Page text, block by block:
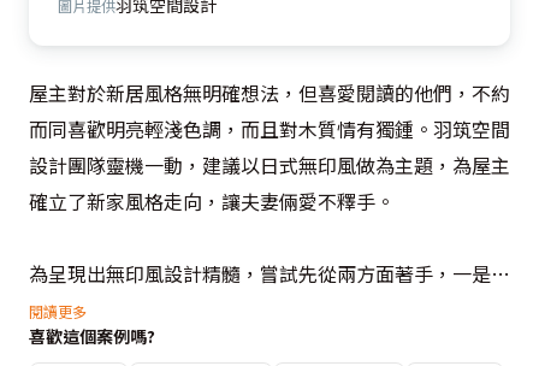
圖片提供羽筑空間設計
屋主對於新居風格無明確想法，但喜愛閱讀的他們，不約
而同喜歡明亮輕淺色調，而且對木質情有獨鍾。羽筑空間
設計團隊靈機一動，建議以日式無印風做為主題，為屋主
確立了新家風格走向，讓夫妻倆愛不釋手。
為呈現出無印風設計精髓，嘗試先從兩方面著手，一是牆
面維持乾淨俐落設計，客廳由於不放電視，施作一道仿清
水模主牆，不著痕跡置入閱讀機能，讓屋主可以坐在展示
閱讀更多
喜歡這個案例嗎?